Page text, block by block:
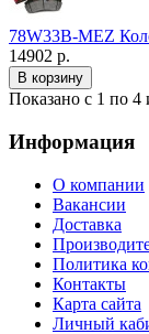
78W33B-MEZ
14902 р.
Показано с 1 по 4
Информация
О компании
Вакансии
Доставка
Политика
Контакты
Карта сайта
Личный